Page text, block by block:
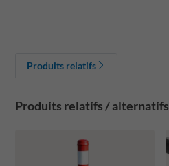
Produits relatifs
Produits relatifs / alternatifs